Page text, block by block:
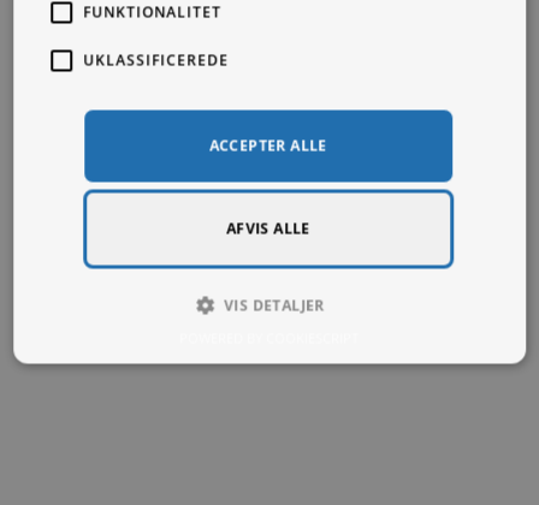
The Drama of the Heavens – Beard
FUNKTIONALITET
UKLASSIFICEREDE
ACCEPTER ALLE
AFVIS ALLE
VIS DETALJER